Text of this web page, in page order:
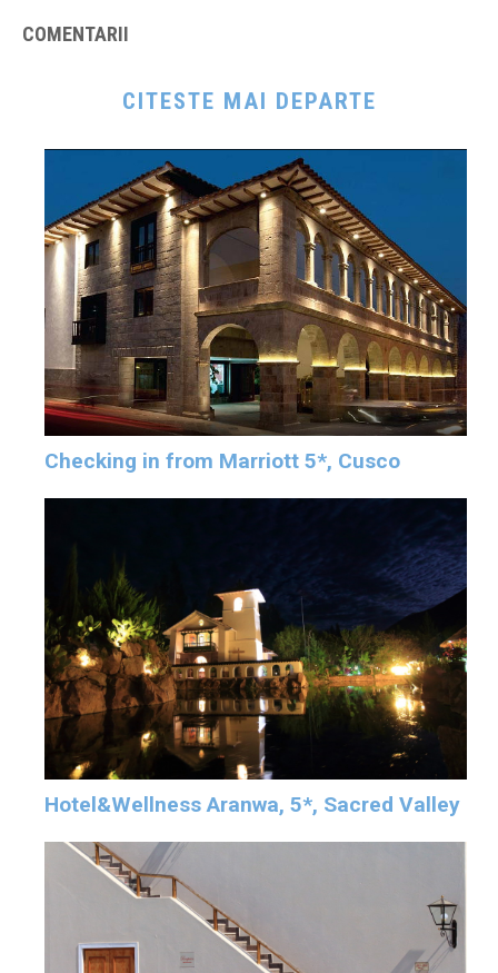
COMENTARII
CITESTE MAI DEPARTE
Checking in from Marriott 5*, Cusco
Hotel&Wellness Aranwa, 5*, Sacred Valley